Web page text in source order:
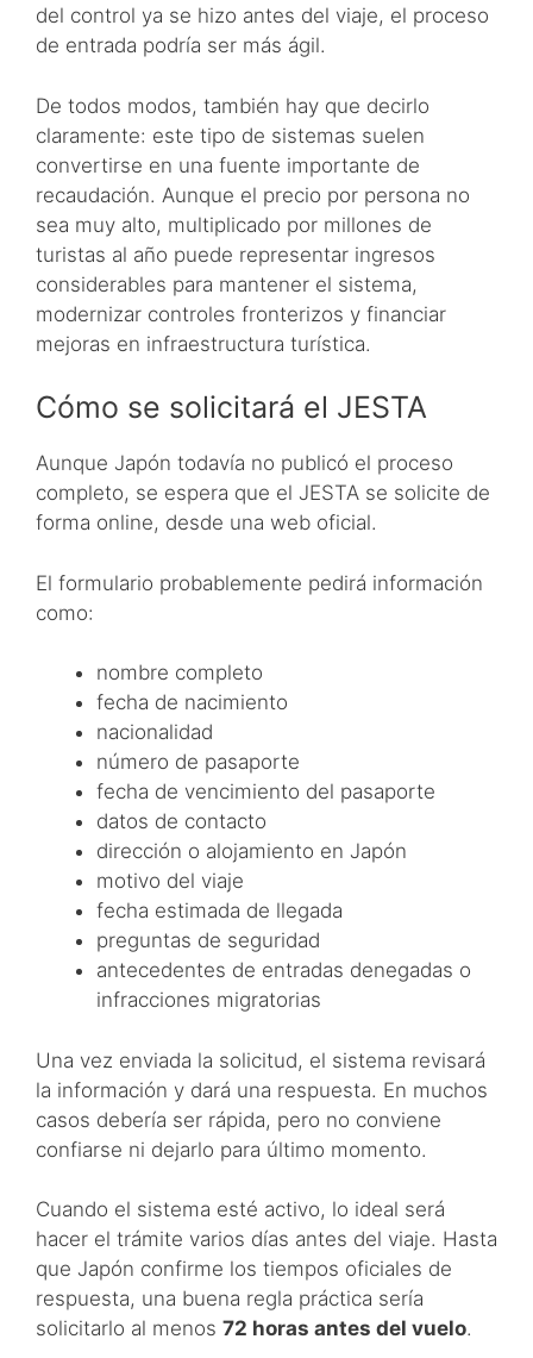
del control ya se hizo antes del viaje, el proceso
de entrada podría ser más ágil.
De todos modos, también hay que decirlo
claramente: este tipo de sistemas suelen
convertirse en una fuente importante de
recaudación. Aunque el precio por persona no
sea muy alto, multiplicado por millones de
turistas al año puede representar ingresos
considerables para mantener el sistema,
modernizar controles fronterizos y financiar
mejoras en infraestructura turística.
Cómo se solicitará el JESTA
Aunque Japón todavía no publicó el proceso
completo, se espera que el JESTA se solicite de
forma online, desde una web oficial.
El formulario probablemente pedirá información
como:
nombre completo
fecha de nacimiento
nacionalidad
número de pasaporte
fecha de vencimiento del pasaporte
datos de contacto
dirección o alojamiento en Japón
motivo del viaje
fecha estimada de llegada
preguntas de seguridad
antecedentes de entradas denegadas o
infracciones migratorias
Una vez enviada la solicitud, el sistema revisará
la información y dará una respuesta. En muchos
casos debería ser rápida, pero no conviene
confiarse ni dejarlo para último momento.
Cuando el sistema esté activo, lo ideal será
hacer el trámite varios días antes del viaje. Hasta
que Japón confirme los tiempos oficiales de
respuesta, una buena regla práctica sería
solicitarlo al menos 72 horas antes del vuelo.